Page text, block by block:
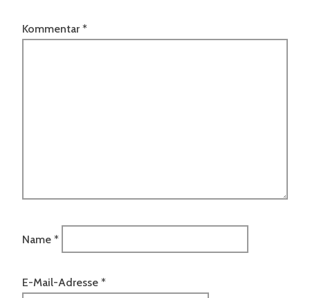
Kommentar *
Name *
E-Mail-Adresse *